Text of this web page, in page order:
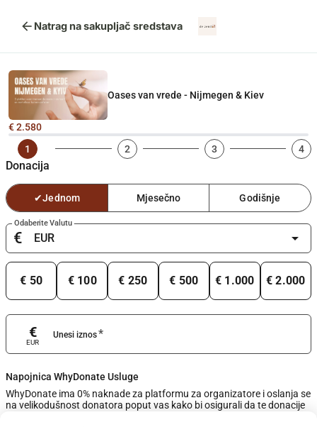
arrow_back Natrag na sakupljač sredstava
Oases van vrede - Nijmegen & Kiev
€ 2.580
1
Donacija
2 3 4
✔Jednom Mjesečno Godišnje
Odaberite Valutu
€ arrow_drop_down
€ 50 € 100 € 250 € 500 € 1.000 € 2.000
Unesi iznos*
€
EUR
Napojnica WhyDonate Usluge
WhyDonate ima 0% naknade za platformu za organizatore i oslanja se
na velikodušnost donatora poput vas kako bi osigurali da te donacije